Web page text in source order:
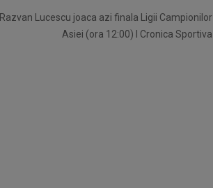
Razvan Lucescu joaca azi finala Ligii Campionilor
Asiei (ora 12:00) I Cronica Sportiva